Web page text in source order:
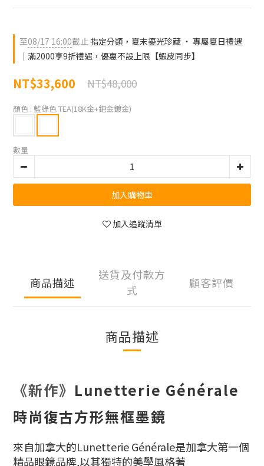
至08/17 16:00截止 指定分類，夏末鎏光珍藏 ‧ 專屬夏日禮遇
｜滿2000享9折禮遇，優惠不設上限【蝦皮同步】
NT$33,600 NT$48,000
顏色 : 藍綠色 TEA(18K金+鈀金鍍金)
數量
加入購物車
加入追蹤清單
商品描述
送貨及付款方
式
顧客評價
商品描述
《新作》 Lunetterie Générale
時尚復古方形無框墨鏡
來自加拿大的Lunetterie Générale是加拿大第一個
精品眼鏡品牌,以其獨特的美學風格著